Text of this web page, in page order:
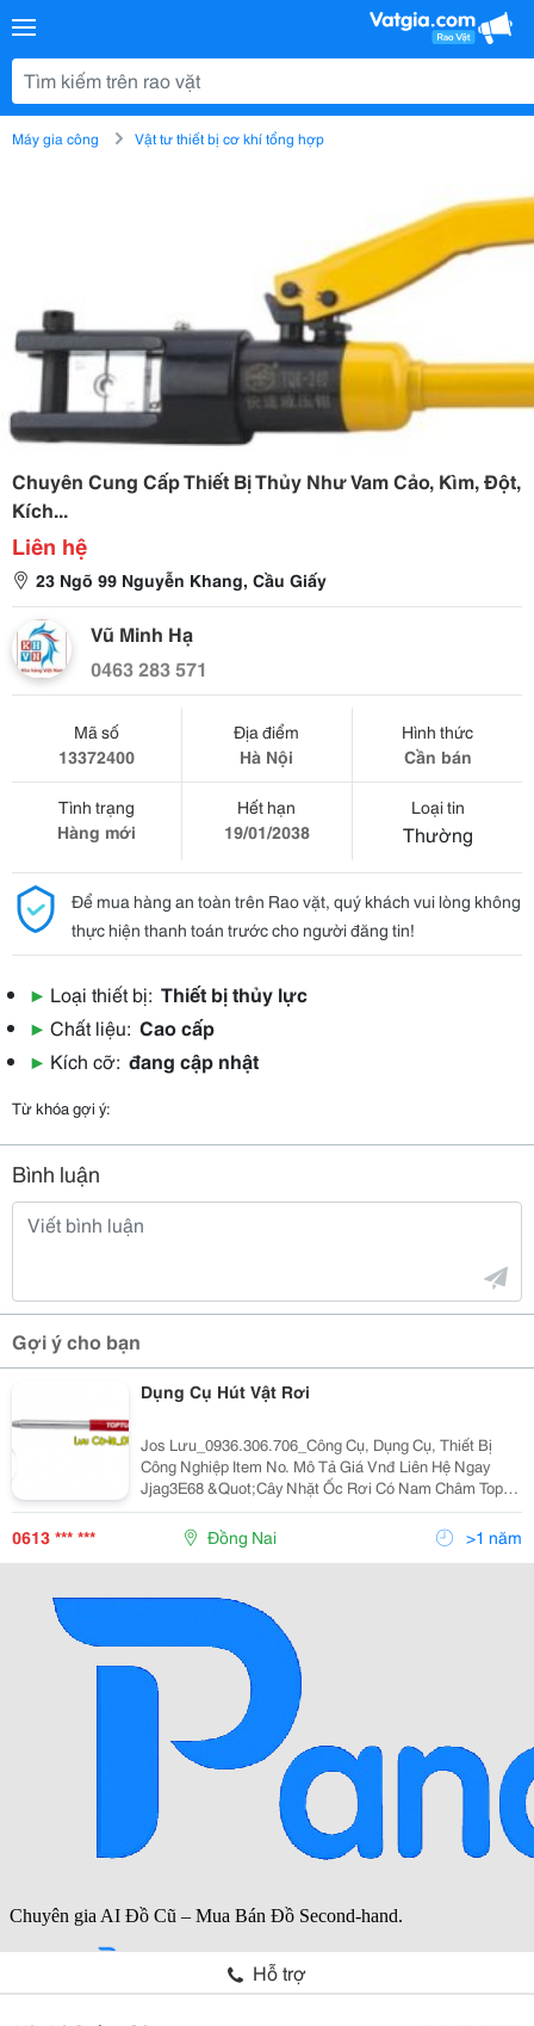
Máy gia công Vật tư thiết bị cơ khí tổng hợp
Chuyên Cung Cấp Thiết Bị Thủy Như Vam Cảo, Kìm, Đột,
Kích...
Liên hệ
23 Ngõ 99 Nguyễn Khang, Cầu Giấy
Vũ Minh Hạ
0463 283 571
Mã số
13372400
Địa điểm
Hà Nội
Hình thức
Cần bán
Tình trạng
Hàng mới
Hết hạn
19/01/2038
Loại tin
Thường
Để mua hàng an toàn trên Rao vặt, quý khách vui lòng không
thực hiện thanh toán trước cho người đăng tin!
▶ Loại thiết bị: Thiết bị thủy lực
▶ Chất liệu: Cao cấp
▶ Kích cỡ: đang cập nhật
Từ khóa gợi ý:
Bình luận
Gợi ý cho bạn
Dụng Cụ Hút Vật Rơi
Jos Lưu_0936.306.706_Công Cụ, Dụng Cụ, Thiết Bị
Công Nghiệp Item No. Mô Tả Giá Vnđ Liên Hệ Ngay
Jjag3E68 &Quot;Cây Nhặt Ốc Rơi Có Nam Châm Toptul
Jjag3E68 3.5Lb L=41.7~68Cm&Quot; 168.190
0613 *** *** Đồng Nai >1 năm
Hỗ trợ